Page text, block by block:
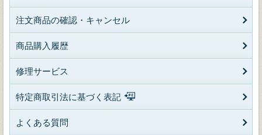
注文商品の確認・キャンセル
商品購入履歴
修理サービス
特定商取引法に基づく表記
よくある質問